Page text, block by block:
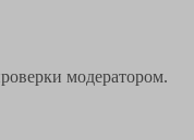
модератором.